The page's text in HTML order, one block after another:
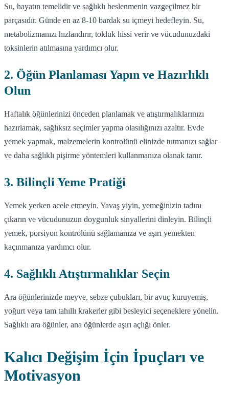
Su, hayatın temelidir ve sağlıklı beslenmenin vazgeçilmez bir
parçasıdır. Günde en az 8-10 bardak su içmeyi hedefleyin. Su,
metabolizmanızı hızlandırır, tokluk hissi verir ve vücudunuzdaki
toksinlerin atılmasına yardımcı olur.
2. Öğün Planlaması Yapın ve Hazırlıklı
Olun
Haftalık öğünlerinizi önceden planlamak ve atıştırmalıklarınızı
hazırlamak, sağlıksız seçimler yapma olasılığınızı azaltır. Evde
yemek yapmak, malzemelerin kontrolünü elinizde tutmanızı sağlar
ve daha sağlıklı pişirme yöntemleri kullanmanıza olanak tanır.
3. Bilinçli Yeme Pratiği
Yemek yerken acele etmeyin. Yavaş yiyin, yemeğinizin tadını
çıkarın ve vücudunuzun doygunluk sinyallerini dinleyin. Bilinçli
yemek, porsiyon kontrolünü sağlamanıza ve aşırı yemekten
kaçınmanıza yardımcı olur.
4. Sağlıklı Atıştırmalıklar Seçin
Ara öğünlerinizde meyve, sebze çubukları, bir avuç kuruyemiş,
yoğurt veya tam tahıllı krakerler gibi besleyici seçeneklere yönelin.
Sağlıklı ara öğünler, ana öğünlerde aşırı açlığı önler.
Kalıcı Değişim İçin İpuçları ve
Motivasyon